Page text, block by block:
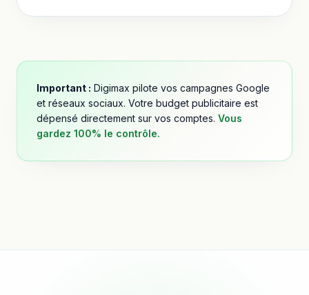
Important : Digimax pilote vos campagnes Google
et réseaux sociaux. Votre budget publicitaire est
dépensé directement sur vos comptes. Vous
gardez 100% le contrôle.